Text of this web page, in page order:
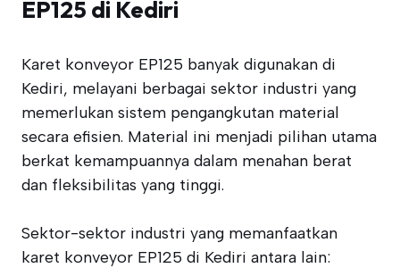
EP125 di Kediri
Karet konveyor EP125 banyak digunakan di
Kediri, melayani berbagai sektor industri yang
memerlukan sistem pengangkutan material
secara efisien. Material ini menjadi pilihan utama
berkat kemampuannya dalam menahan berat
dan fleksibilitas yang tinggi.
Sektor-sektor industri yang memanfaatkan
karet konveyor EP125 di Kediri antara lain: